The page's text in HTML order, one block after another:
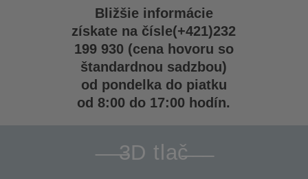
Bližšie informácie
získate na čísle(+421)232
199 930 (cena hovoru so
štandardnou sadzbou)
od pondelka do piatku
od 8:00 do 17:00 hodín.
3D tlač